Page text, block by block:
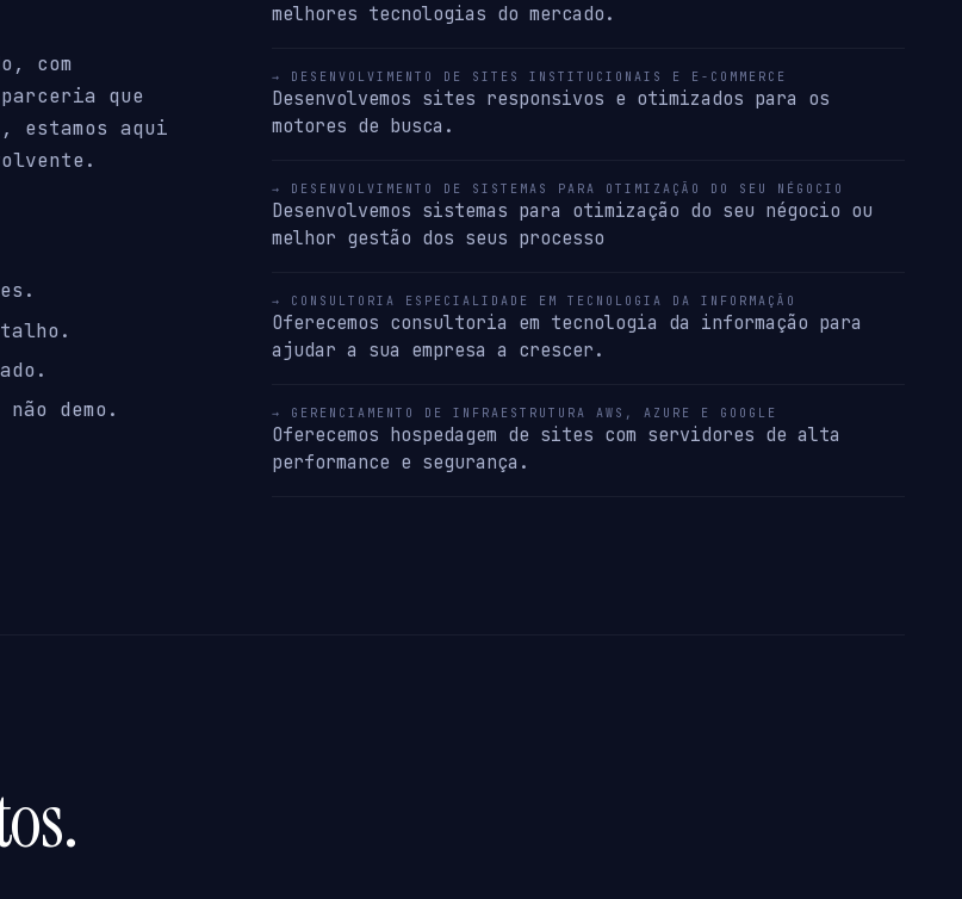
com
que
estamos aqui
demo.
melhores tecnologias do mercado.
→ DESENVOLVIMENTO DE SITES INSTITUCIONAIS E E-COMMERCE
Desenvolvemos sites responsivos e otimizados para os
motores de busca.
→ DESENVOLVIMENTO DE SISTEMAS PARA OTIMIZAÇÃO DO SEU NÉGOCIO
Desenvolvemos sistemas para otimização do seu négocio ou
melhor gestão dos seus processo
→ CONSULTORIA ESPECIALIDADE EM TECNOLOGIA DA INFORMAÇÃO
Oferecemos consultoria em tecnologia da informação para
ajudar a sua empresa a crescer.
→ GERENCIAMENTO DE INFRAESTRUTURA AWS, AZURE E GOOGLE
Oferecemos hospedagem de sites com servidores de alta
performance e segurança.